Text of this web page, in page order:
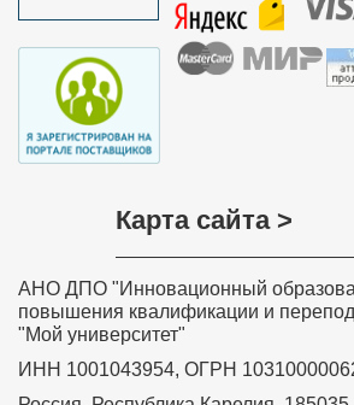
Карта сайта >
АНО ДПО "Инновационный
повышения квалификации и
"Мой университет"
ИНН 1001043954, ОГРН